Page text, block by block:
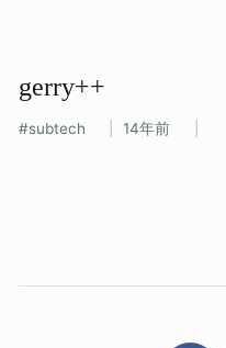
gerry++
subtech 14年前